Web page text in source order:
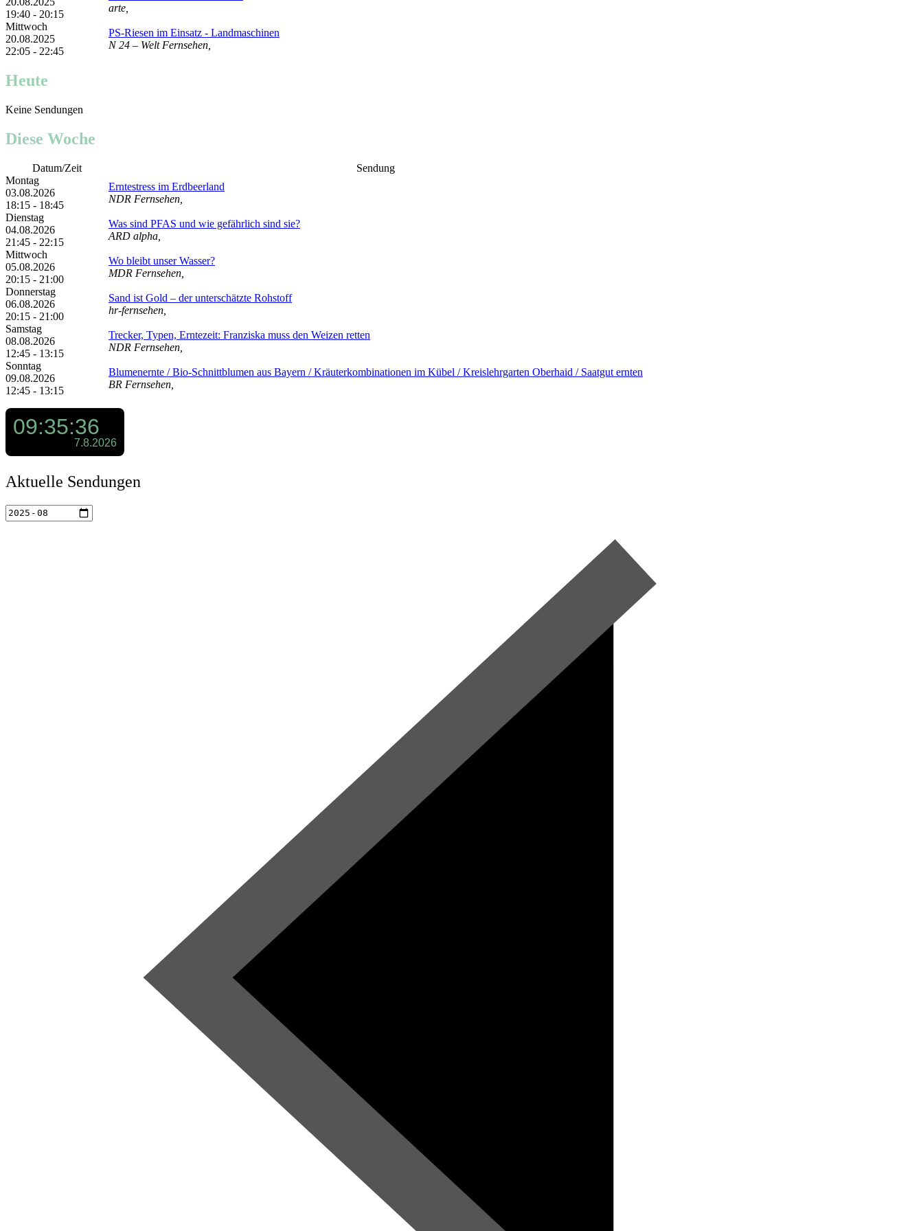
19:40 - 20:15
arte,
Mittwoch
20.08.2025
22:05 - 22:45
PS-Riesen im Einsatz - Landmaschinen
N 24 – Welt Fernsehen,
Heute
Keine Sendungen
Diese Woche
Datum/Zeit
Sendung
Montag
03.08.2026
18:15 - 18:45
Erntestress im Erdbeerland
NDR Fernsehen,
Dienstag
04.08.2026
21:45 - 22:15
Was sind PFAS und wie gefährlich sind sie?
ARD alpha,
Mittwoch
05.08.2026
20:15 - 21:00
Wo bleibt unser Wasser?
MDR Fernsehen,
Donnerstag
06.08.2026
20:15 - 21:00
Sand ist Gold – der unterschätzte Rohstoff
hr-fernsehen,
Samstag
08.08.2026
12:45 - 13:15
Trecker, Typen, Erntezeit: Franziska muss den Weizen retten
NDR Fernsehen,
Sonntag
09.08.2026
12:45 - 13:15
Blumenernte /​ Bio-Schnittblumen aus Bayern /​ Kräuterkombinationen im Kübel /​ Kreislehrgarten Oberhaid /​ Saatgut ernten
BR Fernsehen,
Aktuelle Sendungen